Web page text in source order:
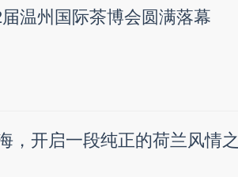
温州国际茶博会圆满落幕
，开启一段纯正的荷兰风情之